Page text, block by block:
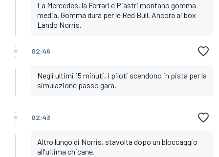
La Mercedes, la Ferrari e Piastri montano gomma
media. Gomma dura per le Red Bull. Ancora ai box
Lando Norris.
02:46
Negli ultimi 15 minuti, i piloti scendono in pista per la
simulazione passo gara.
02:43
Altro lungo di Norris, stavolta dopo un bloccaggio
all'ultima chicane.